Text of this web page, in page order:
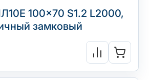
100×70 S1.2 L2000,
замковый